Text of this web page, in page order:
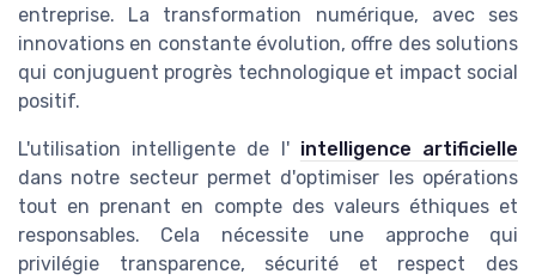
entreprise. La transformation numérique, avec ses
innovations en constante évolution, offre des solutions
qui conjuguent progrès technologique et impact social
positif.
L'utilisation intelligente de l' intelligence artificielle
dans notre secteur permet d'optimiser les opérations
tout en prenant en compte des valeurs éthiques et
responsables. Cela nécessite une approche qui
privilégie transparence, sécurité et respect des